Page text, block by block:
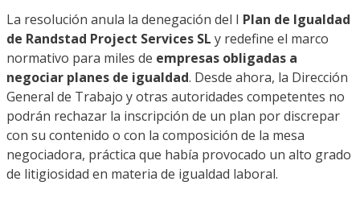
La resolución anula la denegación del I Plan de Igualdad
de Randstad Project Services SL y redefine el marco
normativo para miles de empresas obligadas a
negociar planes de igualdad. Desde ahora, la Dirección
General de Trabajo y otras autoridades competentes no
podrán rechazar la inscripción de un plan por discrepar
con su contenido o con la composición de la mesa
negociadora, práctica que había provocado un alto grado
de litigiosidad en materia de igualdad laboral.